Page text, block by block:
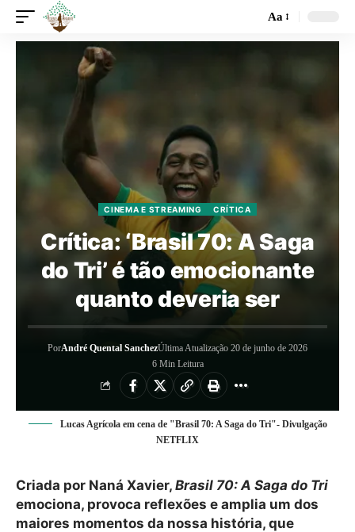
Aa
CINEMA E STREAMING CRÍTICA
Crítica: ‘Brasil 70: A Saga
do Tri’ é tão emocionante
quanto deveria ser
PorAndré Quental SanchezÚltima Atualização 20 de junho de 2026
6 Min Leitura
Lucas Agrícola em cena de "Brasil 70: A Saga do Tri"- Divulgação
NETFLIX
Criada por Naná Xavier, Brasil 70: A Saga do Tri
emociona, provoca reflexões e amplia um dos
maiores momentos da nossa história, que